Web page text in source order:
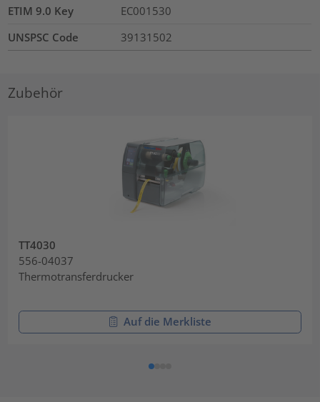
ETIM 9.0 Key
EC001530
UNSPSC Code
39131502
Zubehör
TT4030
556-04037
Thermotransferdrucker
Auf die Merkliste